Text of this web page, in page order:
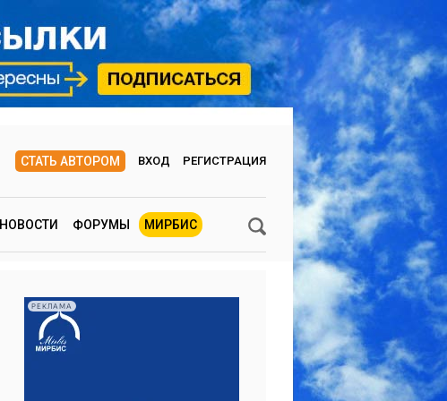
СТАТЬ АВТОРОМ ВХОД РЕГИСТРАЦИЯ
НОВОСТИ ФОРУМЫ МИРБИС
РЕКЛАМА